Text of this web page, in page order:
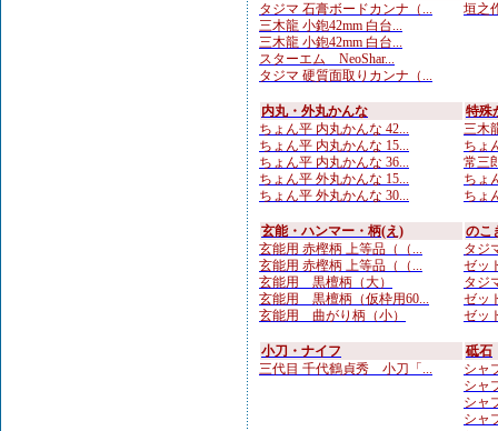
タジマ 石膏ボードカンナ（...
三木龍 小鉋42mm 白台...
三木龍 小鉋42mm 白台...
スターエム NeoShar...
タジマ 硬質面取りカンナ（...
垣之
内丸・外丸かんな
ちょん平 内丸かんな 42...
ちょん平 内丸かんな 15...
ちょん平 内丸かんな 36...
ちょん平 外丸かんな 15...
ちょん平 外丸かんな 30...
特殊
三木
ちょ
常三
ちょ
ちょ
玄能・ハンマー・柄(え)
玄能用 赤樫柄 上等品（（...
玄能用 赤樫柄 上等品（（...
玄能用 黒檀柄（大）
玄能用 黒檀柄（仮枠用60...
玄能用 曲がり柄（小）
のこ
タジ
ゼッ
タジ
ゼッ
ゼッ
小刀・ナイフ
三代目 千代鶴貞秀 小刀「...
砥石
シャ
シャ
シャ
シャ